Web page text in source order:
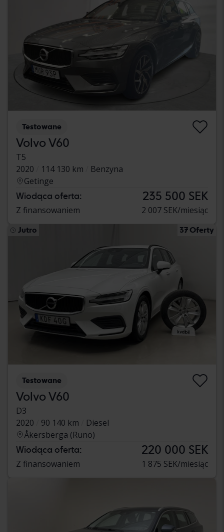
Testowane
Volvo V60
T5
2020
114 130 km
Benzyna
Getinge
Wiodąca oferta: 235 500 SEK
Z finansowaniem 2 007 SEK/miesiąc
Jutro 37 Oferty
Testowane
Volvo V60
D3
2020
90 140 km
Diesel
Åkersberga (Runö)
Wiodąca oferta: 220 000 SEK
Z finansowaniem 1 875 SEK/miesiąc